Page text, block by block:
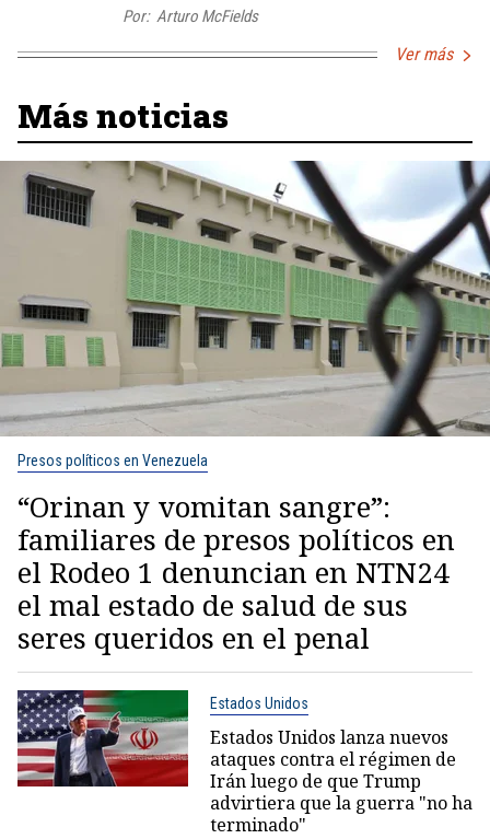
Por: Arturo McFields
Ver más
Más noticias
Presos políticos en Venezuela
“Orinan y vomitan sangre”:
familiares de presos políticos en
el Rodeo 1 denuncian en NTN24
el mal estado de salud de sus
seres queridos en el penal
Estados Unidos
Estados Unidos lanza nuevos
ataques contra el régimen de
Irán luego de que Trump
advirtiera que la guerra "no ha
terminado"